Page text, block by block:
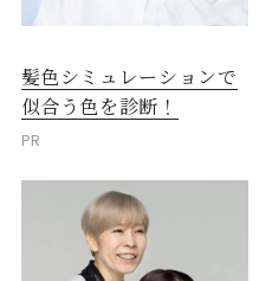
髪色シミュレーションで
似合う色を診断！
PR